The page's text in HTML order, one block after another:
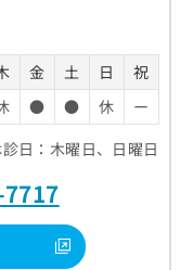
金 土 日
祝
● ● 休
ー
日：木曜日、日曜日